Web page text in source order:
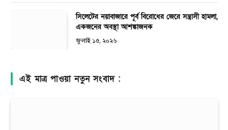
সিলেটের নয়াবাজারে পূর্ব বিরোধের জেরে সন্ত্রাসী হামলা,
একজনের অবস্থা আশঙ্কাজনক
জুলাই ১৫, ২০২৬
এই মাত্র পাওয়া নতুন সংবাদ :